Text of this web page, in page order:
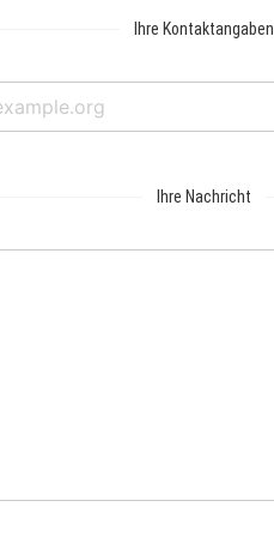
Ihre Kontaktangaben
Ihre Nachricht